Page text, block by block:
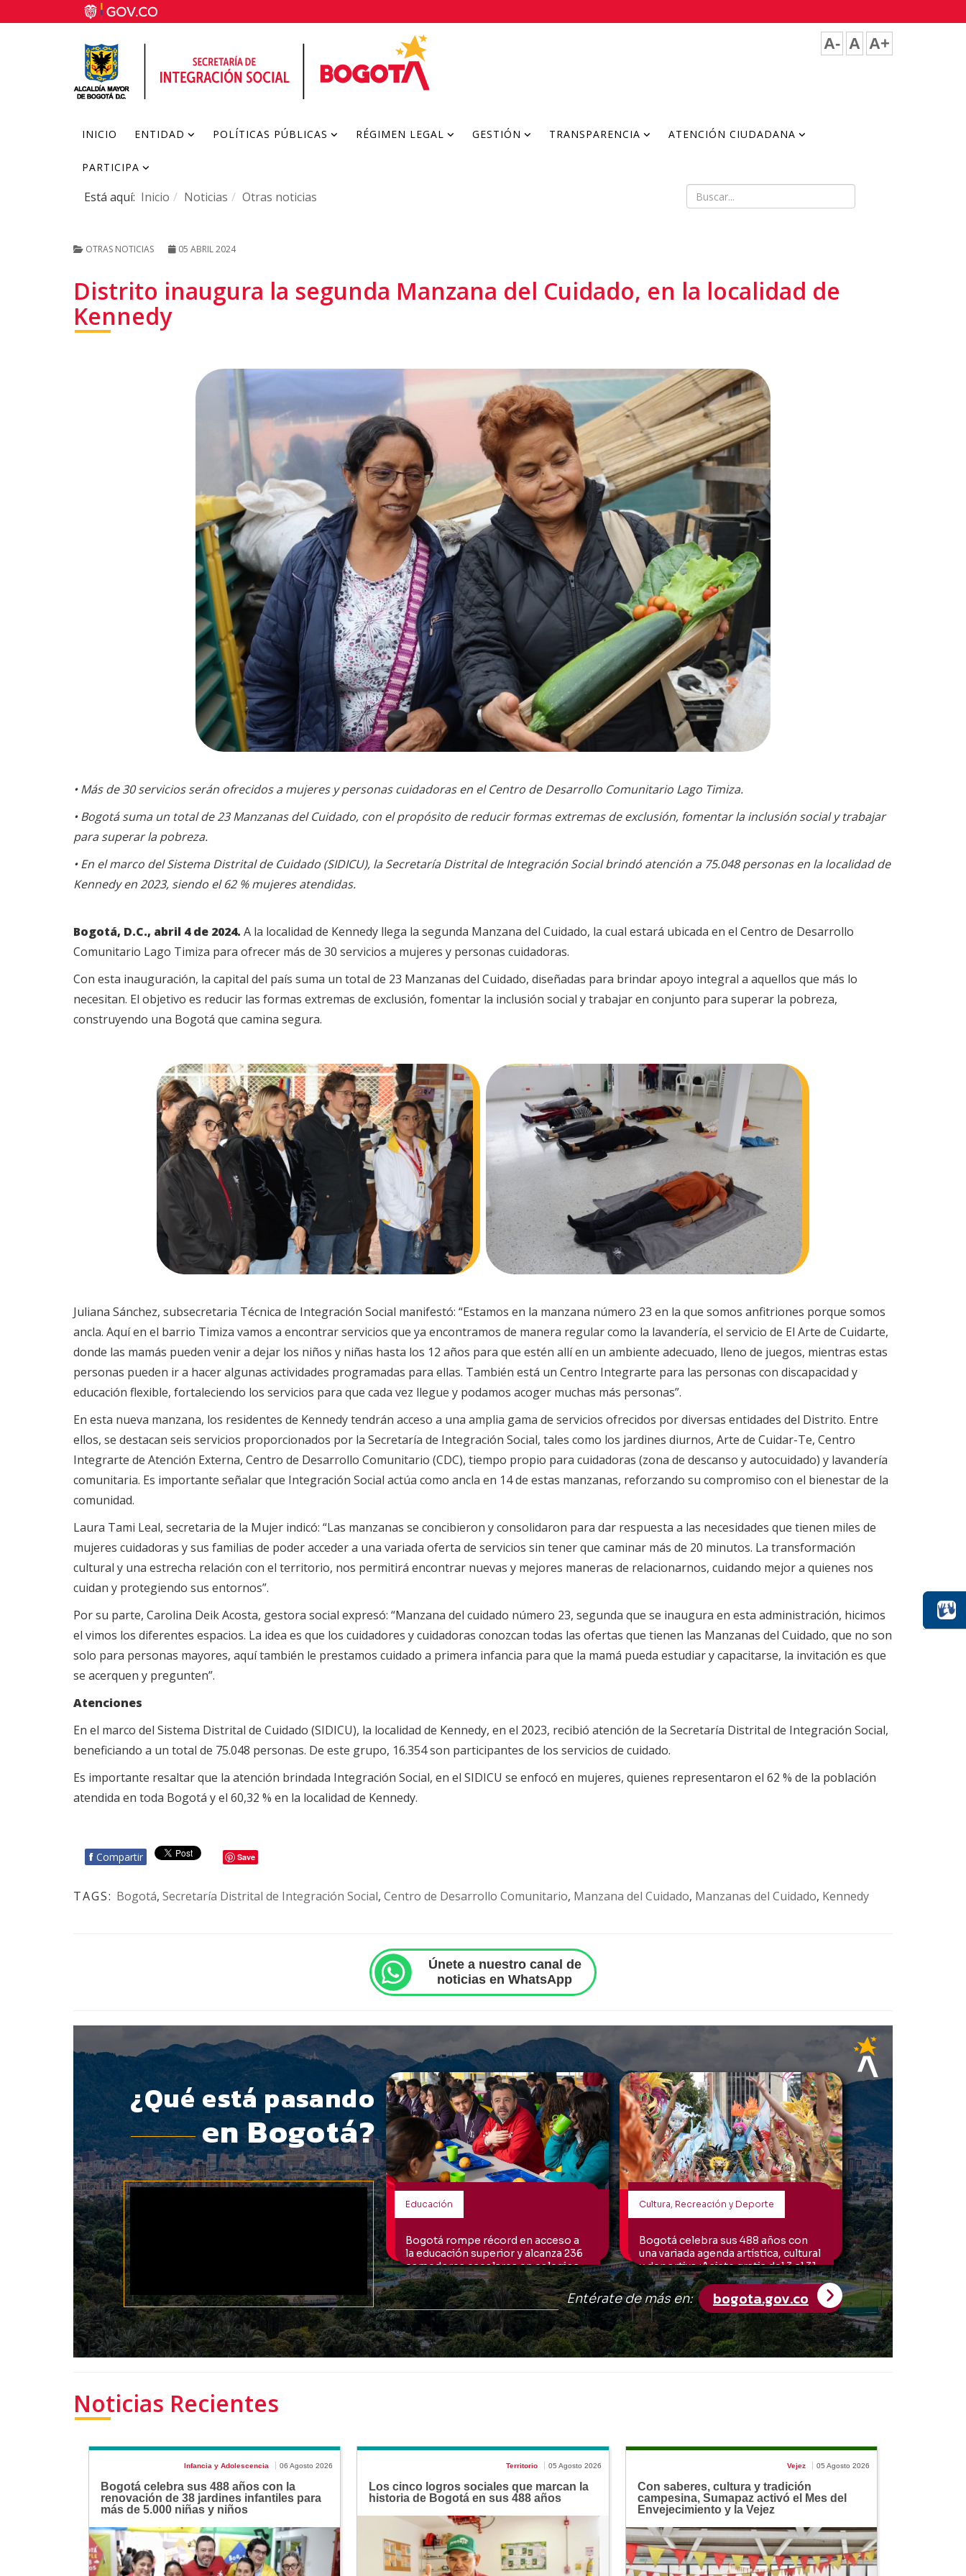
A- A A+
INICIO ENTIDAD POLÍTICAS PÚBLICAS RÉGIMEN LEGAL GESTIÓN TRANSPARENCIA ATENCIÓN CIUDADANA
PARTICIPA
Está aquí: Inicio Noticias Otras noticias
OTRAS NOTICIAS 05 ABRIL 2024
Distrito inaugura la segunda Manzana del Cuidado, en la localidad de
Kennedy
• Más de 30 servicios serán ofrecidos a mujeres y personas cuidadoras en el Centro de Desarrollo Comunitario Lago Timiza.
• Bogotá suma un total de 23 Manzanas del Cuidado, con el propósito de reducir formas extremas de exclusión, fomentar la inclusión social y trabajar
para superar la pobreza.
• En el marco del Sistema Distrital de Cuidado (SIDICU), la Secretaría Distrital de Integración Social brindó atención a 75.048 personas en la localidad de
Kennedy en 2023, siendo el 62 % mujeres atendidas.
Bogotá, D.C., abril 4 de 2024. A la localidad de Kennedy llega la segunda Manzana del Cuidado, la cual estará ubicada en el Centro de Desarrollo
Comunitario Lago Timiza para ofrecer más de 30 servicios a mujeres y personas cuidadoras.
Con esta inauguración, la capital del país suma un total de 23 Manzanas del Cuidado, diseñadas para brindar apoyo integral a aquellos que más lo
necesitan. El objetivo es reducir las formas extremas de exclusión, fomentar la inclusión social y trabajar en conjunto para superar la pobreza,
construyendo una Bogotá que camina segura.
Juliana Sánchez, subsecretaria Técnica de Integración Social manifestó: “Estamos en la manzana número 23 en la que somos anfitriones porque somos
ancla. Aquí en el barrio Timiza vamos a encontrar servicios que ya encontramos de manera regular como la lavandería, el servicio de El Arte de Cuidarte,
donde las mamás pueden venir a dejar los niños y niñas hasta los 12 años para que estén allí en un ambiente adecuado, lleno de juegos, mientras estas
personas pueden ir a hacer algunas actividades programadas para ellas. También está un Centro Integrarte para las personas con discapacidad y
educación flexible, fortaleciendo los servicios para que cada vez llegue y podamos acoger muchas más personas”.
En esta nueva manzana, los residentes de Kennedy tendrán acceso a una amplia gama de servicios ofrecidos por diversas entidades del Distrito. Entre
ellos, se destacan seis servicios proporcionados por la Secretaría de Integración Social, tales como los jardines diurnos, Arte de Cuidar-Te, Centro
Integrarte de Atención Externa, Centro de Desarrollo Comunitario (CDC), tiempo propio para cuidadoras (zona de descanso y autocuidado) y lavandería
comunitaria. Es importante señalar que Integración Social actúa como ancla en 14 de estas manzanas, reforzando su compromiso con el bienestar de la
comunidad.
Laura Tami Leal, secretaria de la Mujer indicó: “Las manzanas se concibieron y consolidaron para dar respuesta a las necesidades que tienen miles de
mujeres cuidadoras y sus familias de poder acceder a una variada oferta de servicios sin tener que caminar más de 20 minutos. La transformación
cultural y una estrecha relación con el territorio, nos permitirá encontrar nuevas y mejores maneras de relacionarnos, cuidando mejor a quienes nos
cuidan y protegiendo sus entornos”.
Por su parte, Carolina Deik Acosta, gestora social expresó: “Manzana del cuidado número 23, segunda que se inaugura en esta administración, hicimos
el vimos los diferentes espacios. La idea es que los cuidadores y cuidadoras conozcan todas las ofertas que tienen las Manzanas del Cuidado, que no son
solo para personas mayores, aquí también le prestamos cuidado a primera infancia para que la mamá pueda estudiar y capacitarse, la invitación es que
se acerquen y pregunten”.
Atenciones
En el marco del Sistema Distrital de Cuidado (SIDICU), la localidad de Kennedy, en el 2023, recibió atención de la Secretaría Distrital de Integración Social,
beneficiando a un total de 75.048 personas. De este grupo, 16.354 son participantes de los servicios de cuidado.
Es importante resaltar que la atención brindada Integración Social, en el SIDICU se enfocó en mujeres, quienes representaron el 62 % de la población
atendida en toda Bogotá y el 60,32 % en la localidad de Kennedy.
f Compartir Save
TAGS: Bogotá, Secretaría Distrital de Integración Social, Centro de Desarrollo Comunitario, Manzana del Cuidado, Manzanas del Cuidado, Kennedy
Únete a nuestro canal de
noticias en WhatsApp
Noticias Recientes
Infancia y Adolescencia 06 Agosto 2026
Bogotá celebra sus 488 años con la
renovación de 38 jardines infantiles para
más de 5.000 niñas y niños
Territorio 05 Agosto 2026
Los cinco logros sociales que marcan la
historia de Bogotá en sus 488 años
Vejez 05 Agosto 2026
Con saberes, cultura y tradición
campesina, Sumapaz activó el Mes del
Envejecimiento y la Vejez